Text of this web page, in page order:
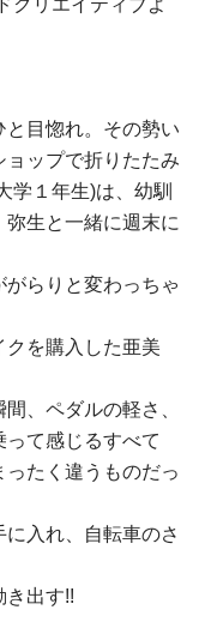
クリエイティブよ
目惚れ。その勢い
ップで折りたたみ
学１年生)は、幼馴
生と一緒に週末に
がらりと変わっちゃ
クを購入した亜美
、ペダルの軽さ、
て感じるすべて
たく違うものだっ
入れ、自転車のさ
き出す!!